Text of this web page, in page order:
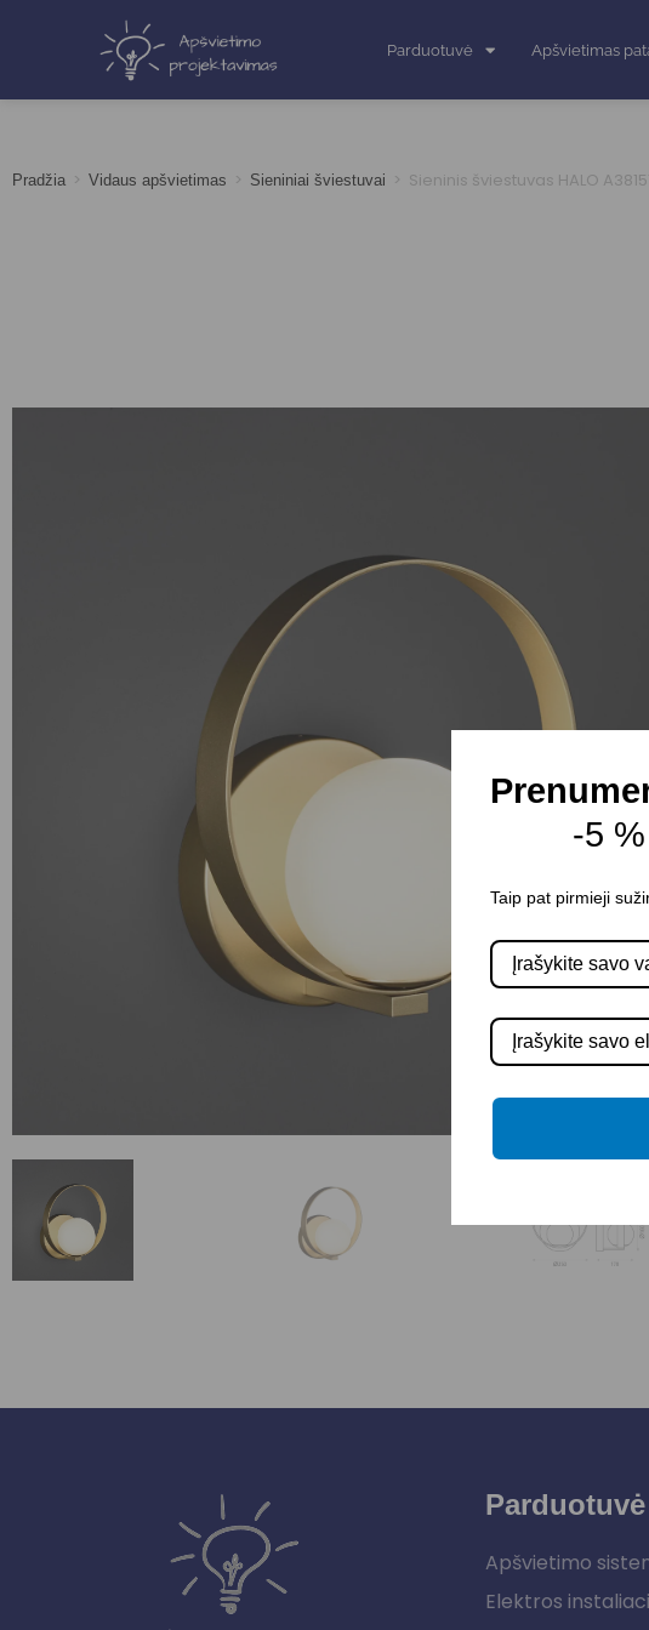
Parduotuvė Apšvietimas
Pradžia > Vidaus apšvietimas > Sieniniai šviestuvai > Sieninis šviestuvas HALO
Parduotuvė
Apšvietimo
Elektros
-5
Taip pat pirmieji